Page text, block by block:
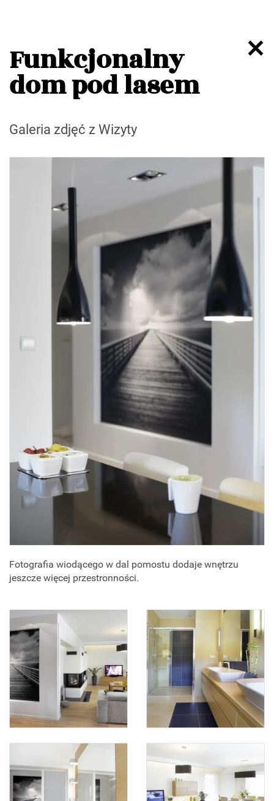
Funkcjonalny
dom pod lasem
Galeria zdjęć z Wizyty
Fotografia wiodącego w dal pomostu dodaje wnętrzu
jeszcze więcej przestronności.